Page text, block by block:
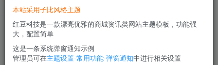
您当前未登录！建议登陆后购买，可保存购买订单
视频号暴利项目，多账号，可复制，红利期，月入10w+【揭
本站采用子比风格主题
红豆科技是一款漂亮优雅的商城资讯类网站主题模板，功能强
大，配置简单
这是一条系统弹窗通知示例
管理员可在主题设置-常用功能-弹窗通知中进行相关设置